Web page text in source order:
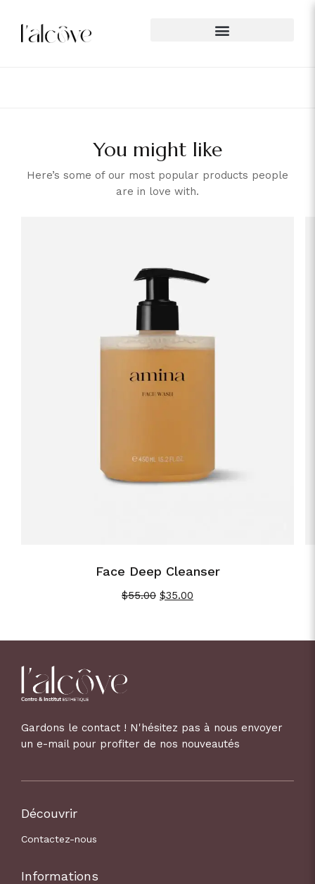
You might like
Here’s some of our most popular products people
are in love with.
Face Deep Cleanser
$55.00 $35.00
Gardons le contact ! N'hésitez pas à nous envoyer
un e-mail pour profiter de nos nouveautés
Découvrir
Contactez-nous
Informations